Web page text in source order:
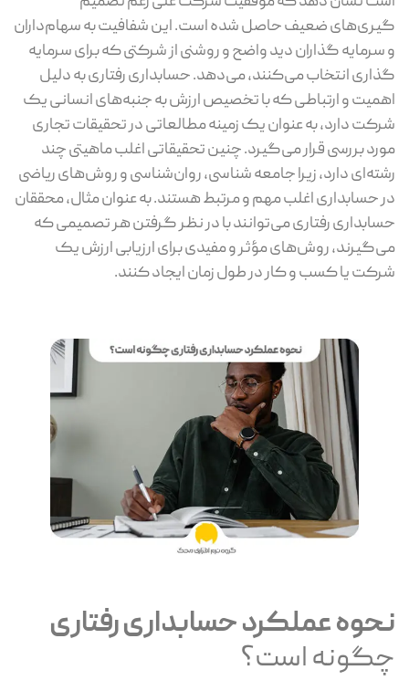
گیری‌های ضعیف حاصل شده است. این شفافیت به سهام‌داران
و سرمایه گذاران دید واضح و روشنی از شرکتی که برای سرمایه
گذاری انتخاب می‌کنند، می‌دهد. حسابداری رفتاری به دلیل
اهمیت و ارتباطی که با تخصیص ارزش به جنبه‌های انسانی یک
شرکت دارد، به عنوان یک زمینه مطالعاتی در تحقیقات تجاری
مورد بررسی قرار می‌گیرد. چنین تحقیقاتی اغلب ماهیتی چند
رشته‌‌ای دارد، زیرا جامعه شناسی، روان‌شناسی و روش‌های ریاضی
در حسابداری اغلب مهم و مرتبط هستند. به عنوان مثال، محققان
حسابداری رفتاری می‌توانند با در نظر گرفتن هر تصمیمی که
می‌گیرند، روش‌های مؤثر و مفیدی برای ارزیابی ارزش یک
شرکت یا کسب و کار در طول زمان ایجاد کنند.
نحوه عملکرد حسابداری رفتاری
چگونه است؟